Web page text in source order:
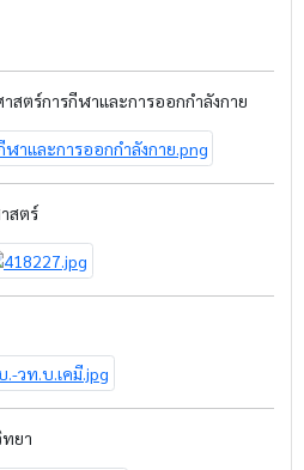
สตร์การกีฬาและการออกกำลังกาย
สตร์
ยา